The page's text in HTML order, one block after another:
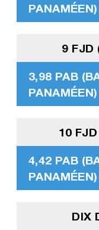
PANAMÉEN)
9 FJD
3,98 PAB
PANAMÉEN)
10
4,42 PAB
PANAMÉEN)
DIX